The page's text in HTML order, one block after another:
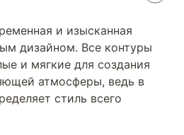
и изысканная
дизайном. Все контуры
и мягкие для создания
атмосферы, ведь в
стиль всего